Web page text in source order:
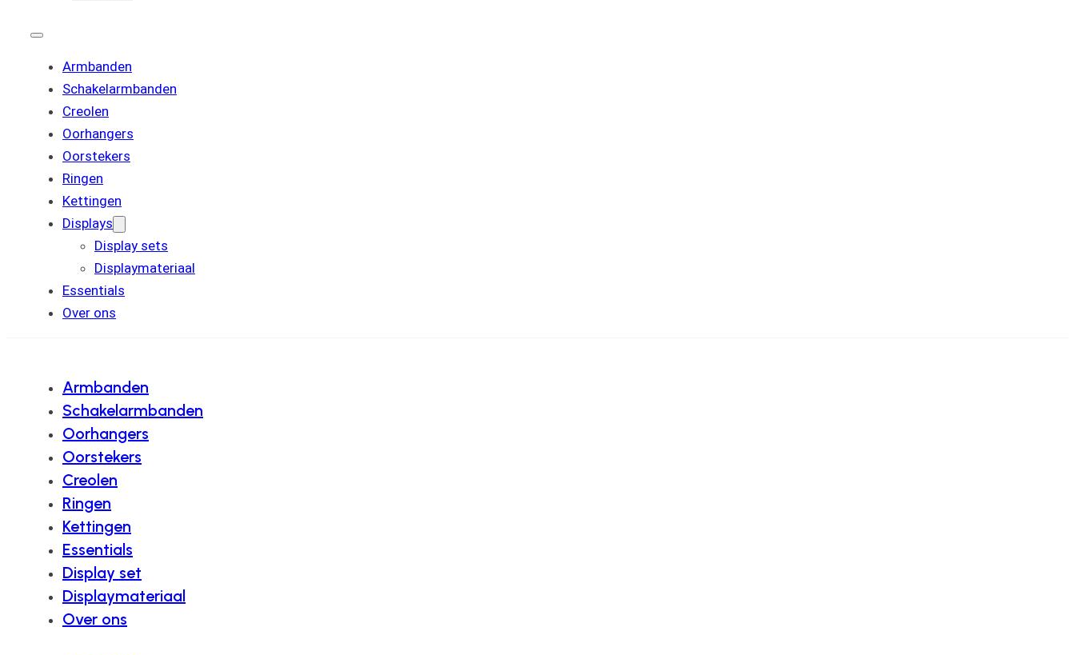
Armbanden
Schakelarmbanden
Creolen
Oorhangers
Oorstekers
Ringen
Kettingen
Displays
Display sets
Displaymateriaal
Essentials
Over ons
Armbanden
Schakelarmbanden
Oorhangers
Oorstekers
Creolen
Ringen
Kettingen
Essentials
Display set
Displaymateriaal
Over ons